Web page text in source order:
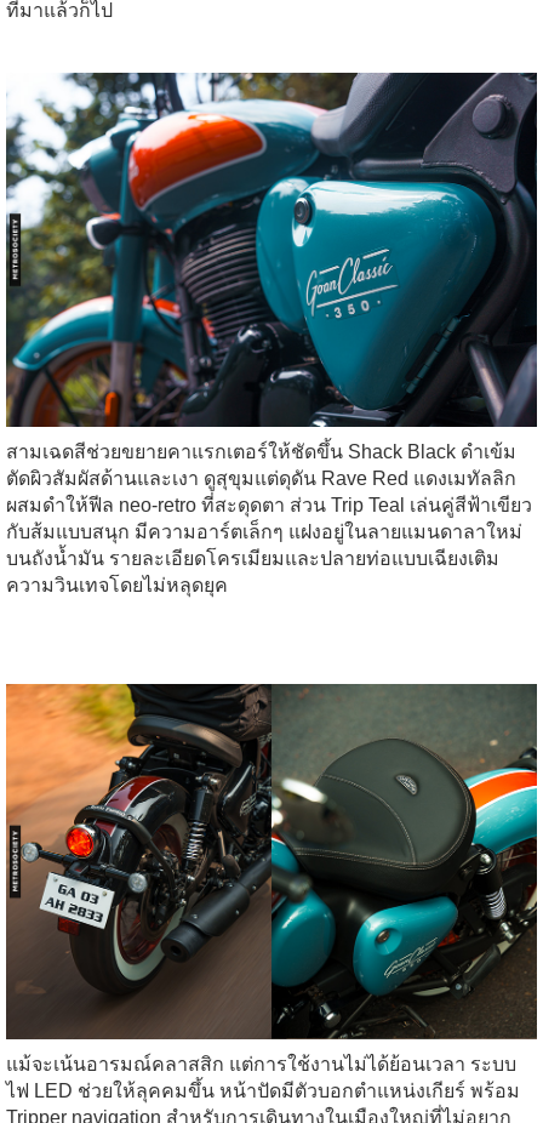
ที่มาแล้วก็ไป
สามเฉดสีช่วยขยายคาแรกเตอร์ให้ชัดขึ้น Shack Black ดำเข้ม
ตัดผิวสัมผัสด้านและเงา ดูสุขุมแต่ดุดัน Rave Red แดงเมทัลลิก
ผสมดำให้ฟีล neo-retro ที่สะดุดตา ส่วน Trip Teal เล่นคู่สีฟ้าเขียว
กับส้มแบบสนุก มีความอาร์ตเล็กๆ แฝงอยู่ในลายแมนดาลาใหม่
บนถังน้ำมัน รายละเอียดโครเมียมและปลายท่อแบบเฉียงเติม
ความวินเทจโดยไม่หลุดยุค
แม้จะเน้นอารมณ์คลาสสิก แต่การใช้งานไม่ได้ย้อนเวลา ระบบ
ไฟ LED ช่วยให้ลุคคมขึ้น หน้าปัดมีตัวบอกตำแหน่งเกียร์ พร้อม
Tripper navigation สำหรับการเดินทางในเมืองใหญ่ที่ไม่อยาก